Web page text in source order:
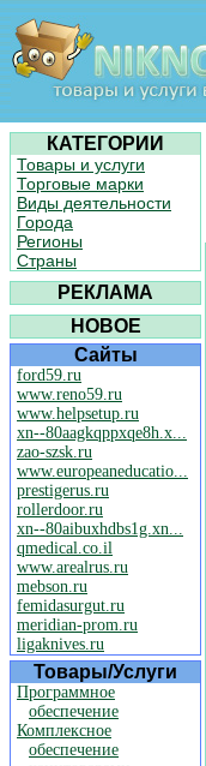
КАТЕГОРИИ
Товары и услуги
Торговые марки
Виды деятельности
Города
Регионы
Страны
РЕКЛАМА
НОВОЕ
Сайты
ford59.ru
www.reno59.ru
www.helpsetup.ru
xn--80aagkqppxqe8h.x...
zao-szsk.ru
www.europeaneducatio...
prestigerus.ru
rollerdoor.ru
xn--80aibuxhdbs1g.xn...
qmedical.co.il
www.arealrus.ru
mebson.ru
femidasurgut.ru
meridian-prom.ru
ligaknives.ru
Товары/Услуги
Программное
обеспечение
Комплексное
обеспечение